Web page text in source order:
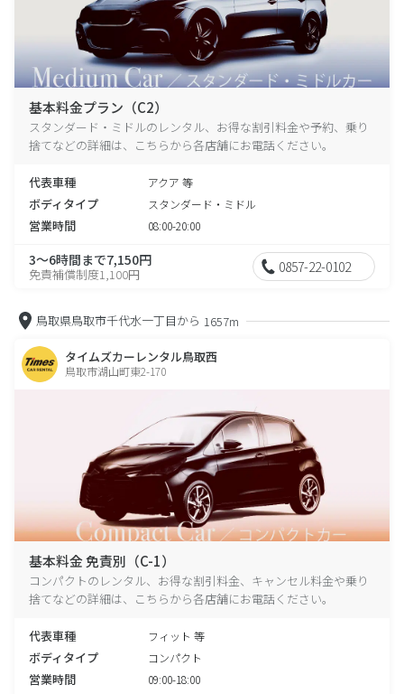
基本料金プラン（C2）
スタンダード・ミドルのレンタル、お得な割引料金や予約、乗り
捨てなどの詳細は、こちらから各店舗にお電話ください。
代表車種 アクア 等
ボディタイプ スタンダード・ミドル
営業時間 08:00-20:00
3～6時間まで7,150円
免責補償制度1,100円 0857-22-0102
鳥取県鳥取市千代水一丁目から 1657m
タイムズカーレンタル鳥取西
鳥取市湖山町東2-170
基本料金 免責別（C-1）
コンパクトのレンタル、お得な割引料金、キャンセル料金や乗り
捨てなどの詳細は、こちらから各店舗にお電話ください。
代表車種 フィット 等
ボディタイプ コンパクト
営業時間 09:00-18:00